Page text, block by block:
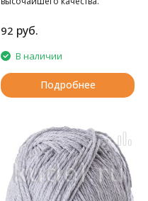
92 руб.
В наличии
Подробнее